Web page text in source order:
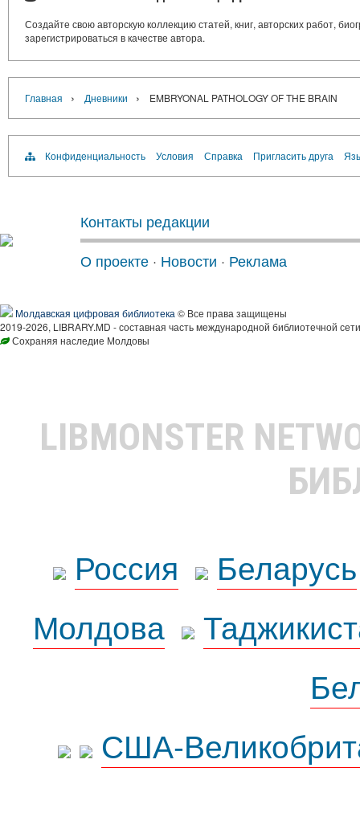
Создайте свою авторскую коллекцию статей, книг, авторских работ,
зарегистрироваться в качестве автора.
Главная › Дневники › EMBRYONAL PATHOLOGY OF THE BRAIN
Конфиденциальность Условия Справка Пригласить друга
Контакты редакции
О проекте · Новости · Реклама
Молдавская цифровая библиотека © Все права защищены
2019-2026, LIBRARY.MD - составная часть международной библиотечной
Сохраняя наследие Молдовы
LIBMONSTER
Россия
Беларусь
Молдова
США-